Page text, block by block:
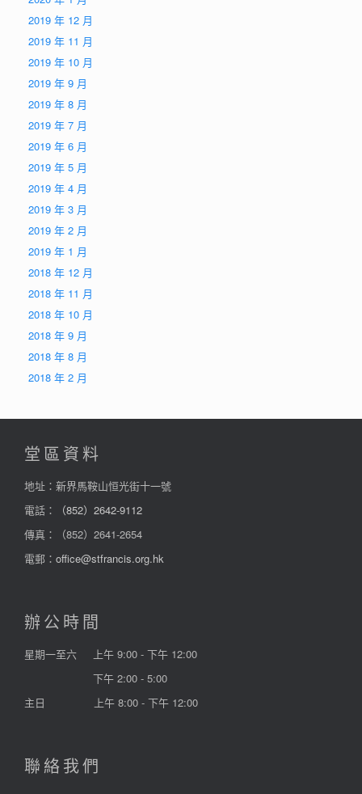
2019 年 12 月
2019 年 11 月
2019 年 10 月
2019 年 9 月
2019 年 8 月
2019 年 7 月
2019 年 6 月
2019 年 5 月
2019 年 4 月
2019 年 3 月
2019 年 2 月
2019 年 1 月
2018 年 12 月
2018 年 11 月
2018 年 10 月
2018 年 9 月
2018 年 8 月
2018 年 2 月
堂區資料
地址：新界馬鞍山恒光街十一號
電話：
（852）2642-9112
傳真：（852）2641-2654
電郵： office@stfrancis.org.hk
辦公時間
星期一至六
上午 9:00 - 下午 12:00
下午 2:00 - 5:00
主日
上午 8:00 - 下午 12:00
聯絡我們